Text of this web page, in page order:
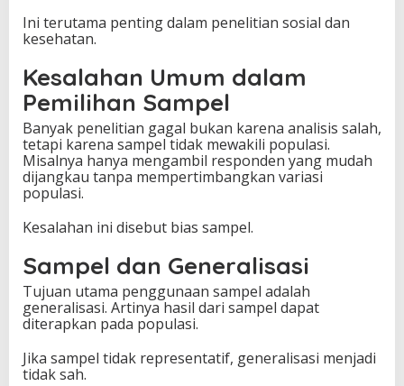
Ini terutama penting dalam penelitian sosial dan
kesehatan.
Kesalahan Umum dalam
Pemilihan Sampel
Banyak penelitian gagal bukan karena analisis salah,
tetapi karena sampel tidak mewakili populasi.
Misalnya hanya mengambil responden yang mudah
dijangkau tanpa mempertimbangkan variasi
populasi.
Kesalahan ini disebut bias sampel.
Sampel dan Generalisasi
Tujuan utama penggunaan sampel adalah
generalisasi. Artinya hasil dari sampel dapat
diterapkan pada populasi.
Jika sampel tidak representatif, generalisasi menjadi
tidak sah.